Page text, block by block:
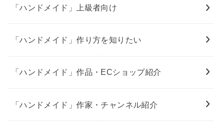
「ハンドメイド」上級者向け
「ハンドメイド」作り方を知りたい
「ハンドメイド」作品・ECショップ紹介
「ハンドメイド」作家・チャンネル紹介